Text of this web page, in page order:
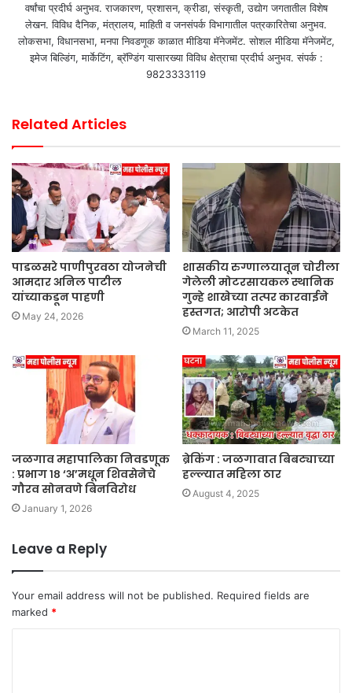
वर्षांचा प्रदीर्घ अनुभव. राजकारण, प्रशासन, क्रीडा, संस्कृती, उद्योग जगतातील विशेष
लेखन. विविध दैनिक, मंत्रालय, माहिती व जनसंपर्क विभागातील पत्रकारितेचा अनुभव.
लोकसभा, विधानसभा, मनपा निवडणूक काळात मीडिया मॅनेजमेंट. सोशल मीडिया मॅनेजमेंट,
इमेज बिल्डिंग, मार्केटिंग, ब्रॅण्डिंग यासारख्या विविध क्षेत्राचा प्रदीर्घ अनुभव. संपर्क :
9823333119
Related Articles
पाडळसरे पाणीपुरवठा योजनेची
आमदार अनिल पाटील
यांच्याकडून पाहणी
May 24, 2026
शासकीय रुग्णालयातून चोरीला
गेलेली मोटरसायकल स्थानिक
गुन्हे शाखेच्या तत्पर कारवाईने
हस्तगत; आरोपी अटकेत
March 11, 2025
जळगाव महापालिका निवडणूक
: प्रभाग १८ ‘अ’मधून शिवसेनेचे
गौरव सोनवणे बिनविरोध
January 1, 2026
ब्रेकिंग : जळगावात बिबट्याच्या
हल्ल्यात महिला ठार
August 4, 2025
Leave a Reply
Your email address will not be published. Required fields are
marked *